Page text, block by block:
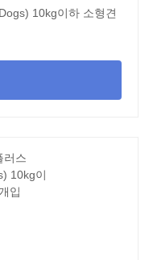
10kg이하 소형견